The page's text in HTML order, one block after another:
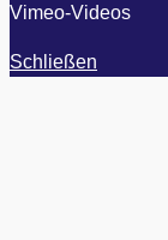
Vimeo-Videos
Schließen